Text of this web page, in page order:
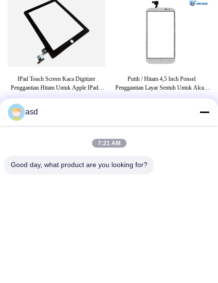
IPad Touch Screen Kaca Digitizer
Penggantian Hitam Untuk Apple IPad 1
Putih / Hitam 4,5 Inch Ponsel
Penggantian Layar Sentuh Untuk Alcate
TAG
iPad Layar dan Digitizer Penggantian
asd
7:21 AM
Good day, what product are you looking for?